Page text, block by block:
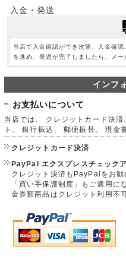
入金・発送
当店で入金確認ができ次第、入金確
を進め、発送が完了しましたら、メー
インフ
お支払いについて
当店では、 クレジットカード決
ト、 銀行振込、 郵便振替、 現金
クレジットカード決済
PayPal エクスプレスチェック
クレジット決済もPayPalをお勧
「買い手保護制度」もご適用に
金券類商品はクレジット利用不